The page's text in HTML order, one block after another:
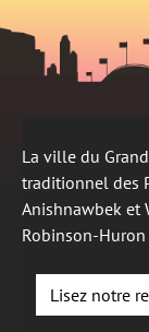
La ville du
traditionnel des
Anishnawbek et
Robinson-
Lisez notre